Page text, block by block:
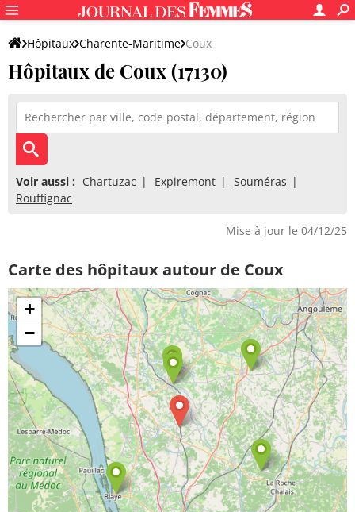
Hôpitaux Charente-Maritime Coux
Hôpitaux de Coux (17130)
Voir aussi : Chartuzac Expiremont
Souméras
Rouffignac
Mise à jour le 04/12/25
Carte des hôpitaux autour de Coux
+
−